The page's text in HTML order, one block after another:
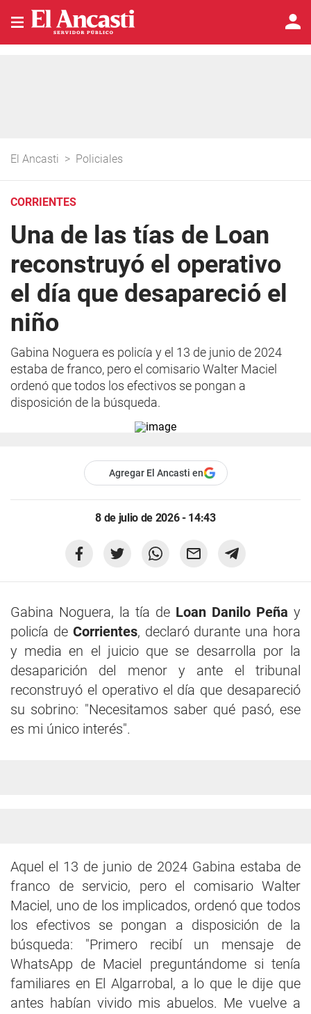
El Ancasti > Policiales
CORRIENTES
Una de las tías de Loan
reconstruyó el operativo
el día que desapareció el
niño
Gabina Noguera es policía y el 13 de junio de 2024
estaba de franco, pero el comisario Walter Maciel
ordenó que todos los efectivos se pongan a
disposición de la búsqueda.
Agregar El Ancasti en
8 de julio de 2026 - 14:43
Gabina Noguera, la tía de Loan Danilo Peña y
policía de Corrientes, declaró durante una hora
y media en el juicio que se desarrolla por la
desaparición del menor y ante el tribunal
reconstruyó el operativo el día que desapareció
su sobrino: "Necesitamos saber qué pasó, ese
es mi único interés".
Aquel el 13 de junio de 2024 Gabina estaba de
franco de servicio, pero el comisario Walter
Maciel, uno de los implicados, ordenó que todos
los efectivos se pongan a disposición de la
búsqueda: "Primero recibí un mensaje de
WhatsApp de Maciel preguntándome si tenía
familiares en El Algarrobal, a lo que le dije que
antes habían vivido mis abuelos. Me vuelve a